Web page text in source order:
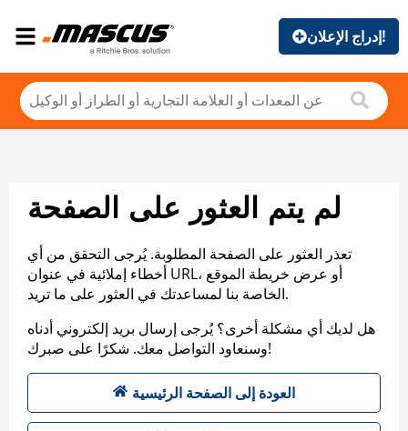
إدراج الإعلان!
لم يتم العثور على الصفحة
تعذر العثور على الصفحة المطلوبة. يُرجى التحقق من أي
أخطاء إملائية في عنوان URL، أو عرض خريطة الموقع
الخاصة بنا لمساعدتك في العثور على ما تريد.
هل لديك أي مشكلة أخرى؟ يُرجى إرسال بريد إلكتروني أدناه
وسنعاود التواصل معك. شكرًا على صبرك!
العودة إلى الصفحة الرئيسية